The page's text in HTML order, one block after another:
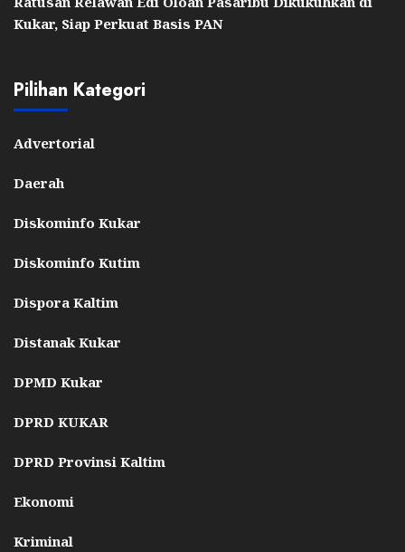
Kukar, Siap Perkuat Basis PAN
Pilihan Kategori
Advertorial
Daerah
Diskominfo Kukar
Diskominfo Kutim
Dispora Kaltim
Distanak Kukar
DPMD Kukar
DPRD KUKAR
DPRD Provinsi Kaltim
Ekonomi
Kriminal